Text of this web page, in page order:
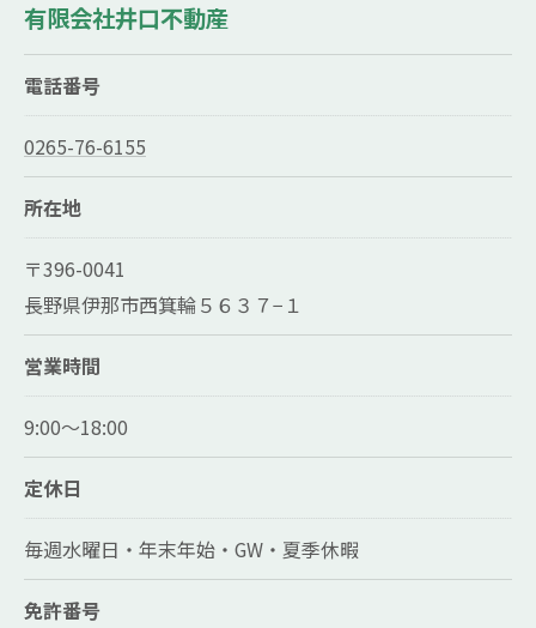
有限会社井口不動産
電話番号
0265-76-6155
所在地
〒396-0041
長野県伊那市西箕輪５６３７−１
営業時間
9:00～18:00
定休日
毎週水曜日・年末年始・GW・夏季休暇
免許番号